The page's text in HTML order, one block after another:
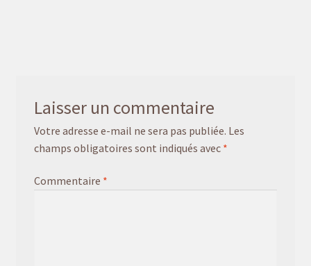
Laisser un commentaire
Votre adresse e-mail ne sera pas publiée. Les
champs obligatoires sont indiqués avec *
Commentaire *